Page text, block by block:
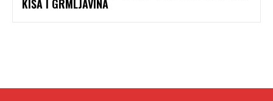
KIŠA I GRMLJAVINA